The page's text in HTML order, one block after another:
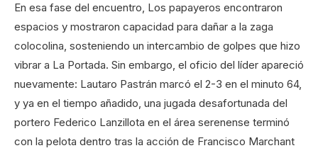
En esa fase del encuentro, Los papayeros encontraron
espacios y mostraron capacidad para dañar a la zaga
colocolina, sosteniendo un intercambio de golpes que hizo
vibrar a La Portada. Sin embargo, el oficio del líder apareció
nuevamente: Lautaro Pastrán marcó el 2-3 en el minuto 64,
y ya en el tiempo añadido, una jugada desafortunada del
portero Federico Lanzillota en el área serenense terminó
con la pelota dentro tras la acción de Francisco Marchant